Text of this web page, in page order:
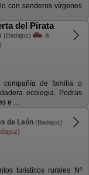
con senderos vírgenes
del Pirata
(Badajoz)
a
compañía de familia o
ecologia. Podras
e ...
de León (Badajoz)
turisticos rurales Nº